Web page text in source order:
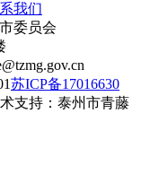
我们
委员会
苏ICP备17016630
支持：泰州市青藤